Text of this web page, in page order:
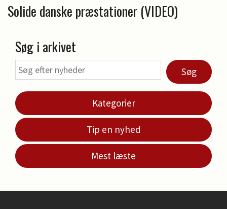
Solide danske præstationer (VIDEO)
Søg i arkivet
Søg
Kategorier
Tip en nyhed
Mest læste